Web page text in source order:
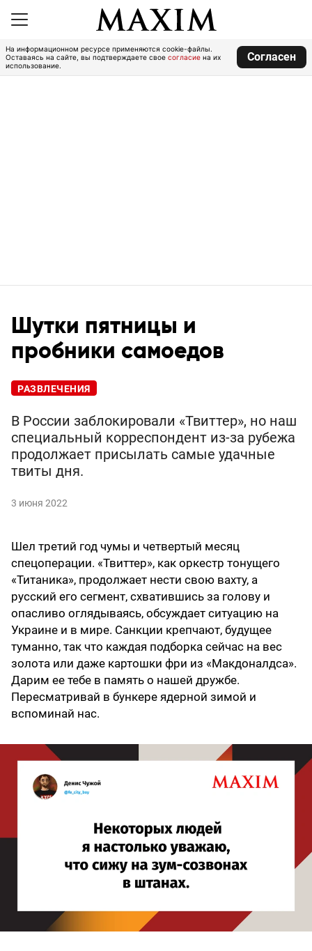
На информационном ресурсе применяются cookie-файлы.
Оставаясь на сайте, вы подтверждаете свое согласие на их
использование.
Согласен
Шутки пятницы и
пробники самоедов
РАЗВЛЕЧЕНИЯ
В России заблокировали «Твиттер», но наш
специальный корреспондент из-за рубежа
продолжает присылать самые удачные
твиты дня.
3 июня 2022
Шел третий год чумы и четвертый месяц
спецоперации. «Твиттер», как оркестр тонущего
«Титаника», продолжает нести свою вахту, а
русский его сегмент, схватившись за голову и
опасливо оглядываясь, обсуждает ситуацию на
Украине и в мире. Санкции крепчают, будущее
туманно, так что каждая подборка сейчас на вес
золота или даже картошки фри из «Макдоналдса».
Дарим ее тебе в память о нашей дружбе.
Пересматривай в бункере ядерной зимой и
вспоминай нас.